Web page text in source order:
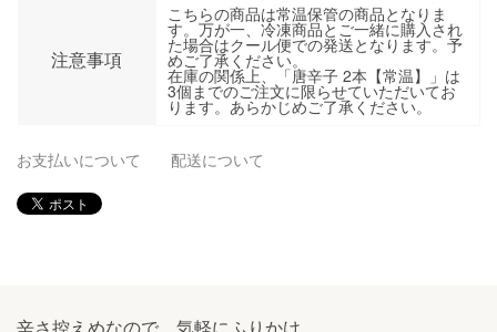
注意事項
こちらの商品は常温保管の商品となりま
す。万が一、冷凍商品とご一緒に購入され
た場合はクール便での発送となります。予
めご了承ください。
在庫の関係上、「唐辛子 2本【常温】」は
3個までのご注文に限らせていただいてお
ります。あらかじめご了承ください。
お支払いについて 配送について